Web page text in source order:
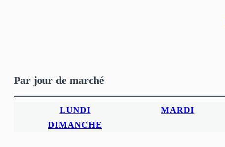
Par jour de marché
LUNDI MARDI
DIMANCHE